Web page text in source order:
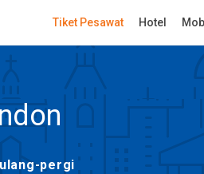
Tiket Pesawat Hotel
pergi